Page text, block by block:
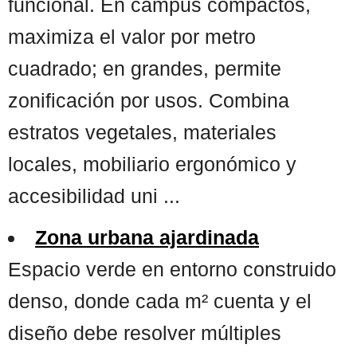
funcional. En campus compactos,
maximiza el valor por metro
cuadrado; en grandes, permite
zonificación por usos. Combina
estratos vegetales, materiales
locales, mobiliario ergonómico y
accesibilidad uni ...
Zona urbana ajardinada
Espacio verde en entorno construido
denso, donde cada m² cuenta y el
diseño debe resolver múltiples